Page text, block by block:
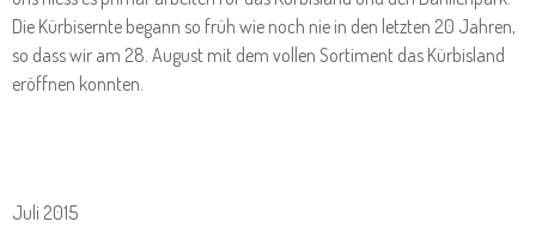
Die Kürbisernte begann so früh wie noch nie in den letzten 20 Jahren,
so dass wir am 28. August mit dem vollen Sortiment das Kürbisland
eröffnen konnten.
Juli 2015